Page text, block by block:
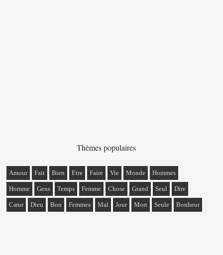
Thèmes populaires
Amour Fait Bien Etre Faire Vie Monde Hommes
Homme Gens Temps Femme Chose Grand Seul Dire
Cœur Dieu Bon Femmes Mal Jour Mort Seule Bonheur